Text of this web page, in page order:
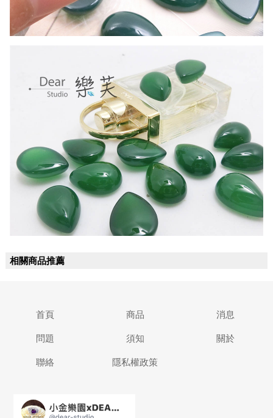
相關商品推薦
首頁 商品 消息
問題 須知 關於
聯絡 隱私權政策